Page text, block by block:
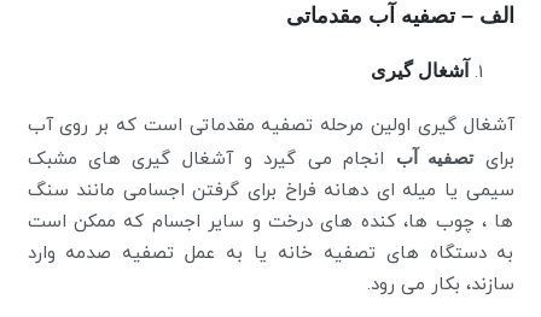
الف – تصفیه آب مقدماتی
آشغال گیری
آشغال گیری اولین مرحله تصفیه مقدماتی است که بر روی آب
برایتصفیه آب
انجام می گیرد و آشغال گیری های مشبک
سیمی یا میله ای دهانه فراخ برای گرفتن اجسامی مانند سنگ
ها ، چوب ها، کنده های درخت و سایر اجسام که ممکن است
به دستگاه های تصفیه خانه یا به عمل تصفیه صدمه وارد
سازند، بکار می رود.